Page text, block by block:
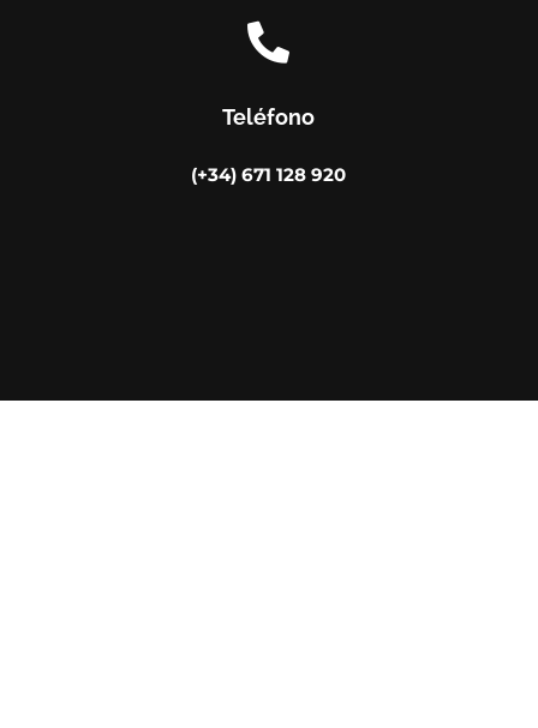

Teléfono
(+34) 671 128 920